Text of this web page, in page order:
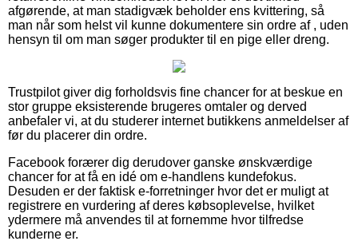
afgørende, at man stadigvæk beholder ens kvittering, så
man når som helst vil kunne dokumentere sin ordre af , uden
hensyn til om man søger produkter til en pige eller dreng.
Trustpilot giver dig forholdsvis fine chancer for at beskue en
stor gruppe eksisterende brugeres omtaler og derved
anbefaler vi, at du studerer internet butikkens anmeldelser af
før du placerer din ordre.
Facebook forærer dig derudover ganske ønskværdige
chancer for at få en idé om e-handlens kundefokus.
Desuden er der faktisk e-forretninger hvor det er muligt at
registrere en vurdering af deres købsoplevelse, hvilket
ydermere må anvendes til at fornemme hvor tilfredse
kunderne er.